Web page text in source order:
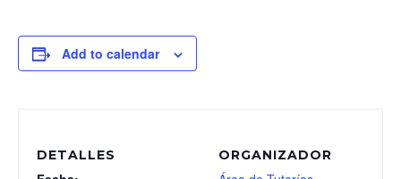
Add to calendar
DETALLES ORGANIZADOR